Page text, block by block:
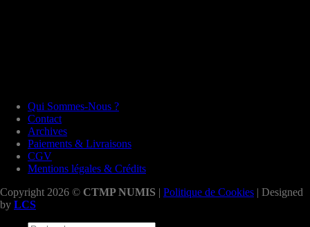
Qui Sommes-Nous ?
Contact
Archives
Paiements & Livraisons
CGV
Mentions légales & Crédits
Copyright 2026 © CTMP NUMIS | Politique de Cookies | Designed
by LCS